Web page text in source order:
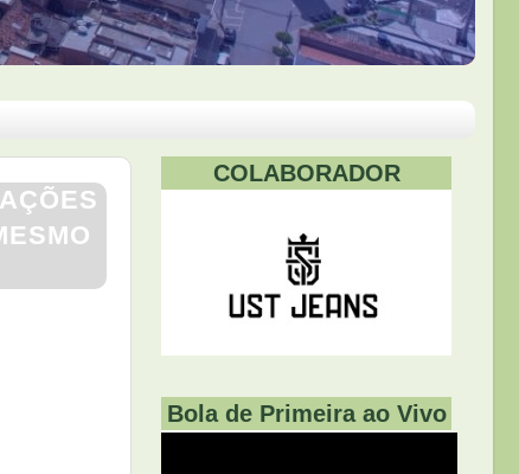
COLABORADOR
Bola de Primeira ao Vivo